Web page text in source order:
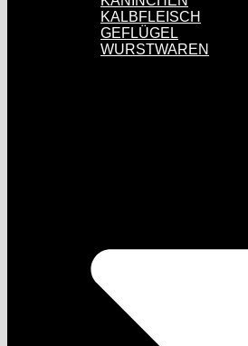
KALBFLEISCH
GEFLÜGEL
WURSTWAREN